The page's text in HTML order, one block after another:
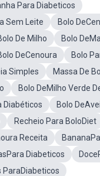
Para Diabeticos
Sem Leite
Bolo
De Milho
Bolo
DeCenoura
Bolo
Simples
Massa De
Bolo DeMilho Verde
Diabéticos
Bolo
Recheio Para BoloDiet
Receita
Diabeticos
ParaDiabeticos